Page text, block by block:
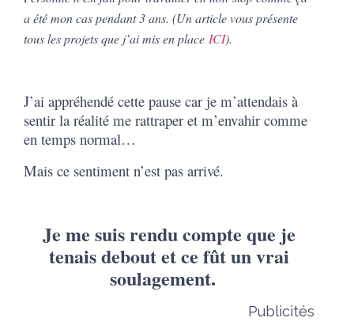
a été mon cas pendant 3 ans. (Un article vous présente
tous les projets que j’ai mis en place ICI).
J’ai appréhendé cette pause car je m’attendais à
sentir la réalité me rattraper et m’envahir comme
en temps normal…
Mais ce sentiment n’est pas arrivé.
Je me suis rendu compte que je
tenais debout et ce fût un vrai
soulagement.
Publicités